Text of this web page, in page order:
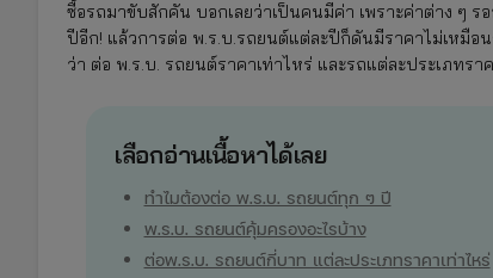
ซื้อรถมาขับสักคัน บอกเลยว่าเป็นคนมีค่า เพราะค่าต่าง ๆ
ปีอีก! แล้วการต่อ พ.ร.บ.รถยนต์แต่ละปีก็ดันมีราคาไม่เหมือ
ว่า ต่อ พ.ร.บ. รถยนต์ราคาเท่าไหร่ และรถแต่ละประเภทร
เลือกอ่านเนื้อหาได้เลย
ทำไมต้องต่อ พ.ร.บ. รถยนต์ทุก ๆ ปี
พ.ร.บ. รถยนต์คุ้มครองอะไรบ้าง
ต่อพ.ร.บ. รถยนต์กี่บาท แต่ละประเภทราคาเท่าไหร่